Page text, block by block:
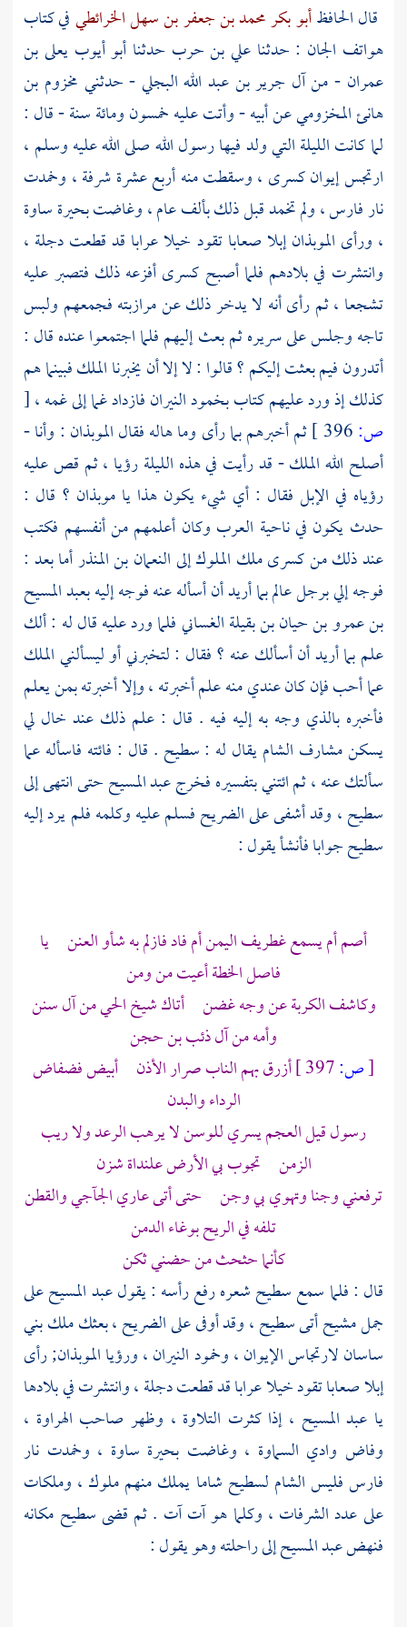
قال الحافظأبو بكر محمد بن جعفر بن سهل الخرائطيفي كتاب
هواتف الجان : حدثنا علي بن حرب حدثنا أبو أيوب يعلى بن
عمران - من آل جرير بن عبد الله البجلي -حدثني مخزوم بن
هانئ المخزوميعن أبيه - وأتت عليه خمسون ومائة سنة - قال :
لما كانت الليلة التي ولد فيها رسول الله صلى الله عليه وسلم ،
ارتجس إيوانكسرى ،وسقطت منه أربع عشرة شرفة ، وخمدت
نارفارس ،ولم تخمد قبل ذلك بألف عام ، وغاضت بحيرة ساوة
، ورأى الموبذان إبلا صعابا تقود خيلا عرابا قد قطعتدجلة ،
وانتشرت في بلادهم فلما أصبح كسرىأفزعه ذلك فتصبر عليه
تشجعا ، ثم رأى أنه لا يدخر ذلك عن مرازبته فجمعهم ولبس
تاجه وجلس على سريره ثم بعث إليهم فلما اجتمعوا عنده قال :
أتدرون فيم بعثت إليكم ؟ قالوا : لا إلا أن يخبرنا الملك فبينما هم
كذلك إذ ورد عليهم كتاب بخمود النيران فازداد غما إلى غمه ،[
ص:
ثم أخبرهم بما رأى وما هاله فقالالموبذان : وأنا -
أصلح الله الملك - قد رأيت في هذه الليلة رؤيا ، ثم قص عليه
رؤياه في الإبل فقال : أي شيء يكون هذا يا موبذان ؟ قال :
حدث يكون في ناحية العرب وكان أعلمهم من أنفسهم فكتب
عند ذلك منكسرىملك الملوك إلىالنعمان بن المنذرأما بعد :
فوجه إلي برجل عالم بما أريد أن أسأله عنه فوجه إليهبعبد المسيح
بن عمرو بن حيان بن بقيلة الغسانيفلما ورد عليه قال له : ألك
علم بما أريد أن أسألك عنه ؟ فقال : لتخبرني أو ليسألني الملك
عما أحب فإن كان عندي منه علم أخبرته ، وإلا أخبرته بمن يعلم
فأخبره بالذي وجه به إليه فيه . قال : علم ذلك عند خال لي
يسكن مشارف الشاميقال له :سطيح . قال : فائته فاسأله عما
سألتك عنه ، ثم ائتني بتفسيره فخرجعبد المسيححتى انتهى إلى
سطيح ، وقد أشفى على الضريح فسلم عليه وكلمه فلم يرد إليه
سطيحجوابا فأنشأ يقول :
أصم أم يسمع غطريف اليمن أم فاد فازلم به شأو العنن يا
فاصل الخطة أعيت من ومن
وكاشف الكربة عن وجه غضن أتاك شيخ الحي من آل سنن
وأمه من آل ذئب بن حجن
[ص:
أزرق بهم الناب صرار الأذن أبيض فضفاض
الرداء والبدن
رسول قيل العجم يسري للوسن لا يرهب الرعد ولا ريب
الزمن تجوب بي الأرض علنداة شزن
ترفعني وجنا وتهوي بي وجن حتى أتى عاري الجآجي والقطن
تلفه في الريح بوغاء الدمن
كأنما حثحث من حضني ثكن
قال : فلما سمعسطيحشعره رفع رأسه : يقولعبد المسيحعلى
جمل مشيح أتىسطيح ،وقد أوفى على الضريح ، بعثك ملكبني
ساسانلارتجاس الإيوان ، وخمود النيران ، ورؤياالموبذان;رأى
إبلا صعابا تقود خيلا عرابا قد قطعت دجلة ، وانتشرت في بلادها
يا عبد المسيح ، إذا كثرت التلاوة ، وظهر صاحب الهراوة ،
وفاض وادي السماوة ، وغاضت بحيرة ساوة ، وخمدت نار
فارسفليسالشام لسطيح شاما يملك منهم ملوك ، وملكات
على عدد الشرفات ، وكلما هو آت آت . ثم قضىسطيح مكانه
فنهضعبد المسيحإلى راحلته وهو يقول :